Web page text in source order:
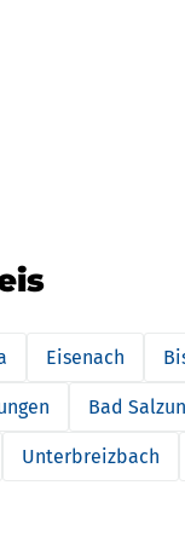
Eisenach
Bad
Unterbreizbach